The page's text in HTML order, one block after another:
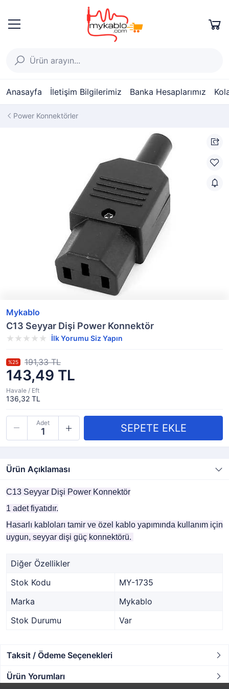
Anasayfa İletişim Bilgilerimiz Banka Hesaplarımız
Power Konnektörler
Mykablo
C13 Seyyar Dişi Power Konnektör
İlk Yorumu Siz Yapın
143,49 TL
%25 191,33 TL
Havale / Eft
136,32 TL
Adet
Ürün Açıklaması
C13 Seyyar Dişi Power Konnektör
1 adet fiyatıdır.
Hasarlı kabloları tamir ve özel kablo yapımında kullanım için
uygun, seyyar dişi güç konnektörü.
Diğer Özellikler
Stok Kodu
MY-1735
Marka
Mykablo
Stok Durumu
Var
Taksit / Ödeme Seçenekleri
Ürün Yorumları